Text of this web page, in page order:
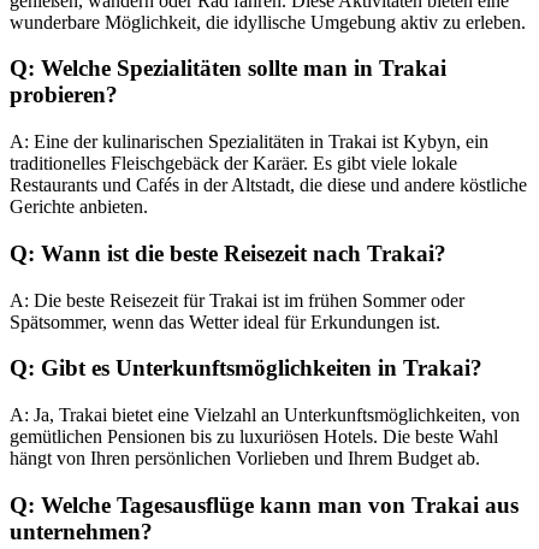
wunderbare Möglichkeit, die idyllische Umgebung aktiv zu erleben.
Q: Welche Spezialitäten sollte man in Trakai
probieren?
A: Eine der kulinarischen Spezialitäten in Trakai ist Kybyn, ein
traditionelles Fleischgebäck der Karäer. Es gibt viele lokale
Restaurants und Cafés in der Altstadt, die diese und andere köstliche
Gerichte anbieten.
Q: Wann ist die beste Reisezeit nach Trakai?
A: Die beste Reisezeit für Trakai ist im frühen Sommer oder
Spätsommer, wenn das Wetter ideal für Erkundungen ist.
Q: Gibt es Unterkunftsmöglichkeiten in Trakai?
A: Ja, Trakai bietet eine Vielzahl an Unterkunftsmöglichkeiten, von
gemütlichen Pensionen bis zu luxuriösen Hotels. Die beste Wahl
hängt von Ihren persönlichen Vorlieben und Ihrem Budget ab.
Q: Welche Tagesausflüge kann man von Trakai aus
unternehmen?